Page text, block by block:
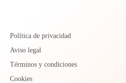
Política de privacidad
Aviso legal
Términos y condiciones
Cookies